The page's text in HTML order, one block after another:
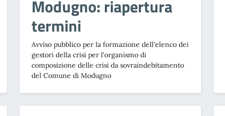
Modugno: riapertura
termini
Avviso pubblico per la formazione dell'elenco dei
gestori della crisi per l'organismo di
composizione delle crisi da sovraindebitamento
del Comune di Modugno